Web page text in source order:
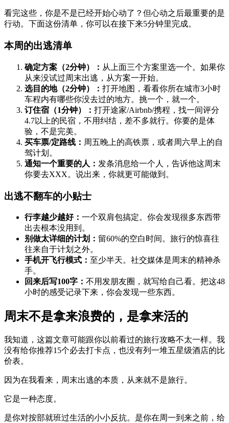
看完这些，你是不是已经开始心动了？但心动之后最重要的是
行动。下面这份清单，你可以在接下来5分钟里完成。
本周的出逃清单
确定方案（2分钟）： 从上面三个方案里选一个。如果你
从来没试过周末出逃，从方案一开始。
选目的地（2分钟）： 打开地图，看看你所在城市3小时
车程内有哪些你没去过的地方。挑一个，就一个。
订住宿（1分钟）： 打开途家/Airbnb/携程，找一间评分
4.7以上的民宿，不用纠结，差不多就行。你要的是体
验，不是完美。
买车票/定路线： 周五晚上的高铁票，或者周六早上的自
驾计划。
通知一个重要的人： 发条消息给一个人，告诉他这周末
你要去XXX。说出来，你就更可能做到。
出逃不翻车的小贴士
行李越少越好： 一个双肩包搞定。你会发现很多东西带
出去根本没用到。
别做太详细的计划： 留60%的空白时间。旅行的惊喜往
往来自于计划之外。
手机开飞行模式： 至少半天。社交媒体是周末的精神杀
手。
回来后写100字： 不用发朋友圈，就写给自己看。把这48
小时的感受记录下来，你会发现一些东西。
周末不是拿来浪费的，是拿来活的
我知道，这篇文章可能跟你以前看过的旅行攻略不太一样。我
没有给你推荐15个必去打卡点，也没有列一堆五星级酒店的比
价表。
因为在我看来，周末出逃的本质，从来就不是旅行。
它是一种态度。
是你对按部就班过生活的小小反抗。是你在周一到来之前，给